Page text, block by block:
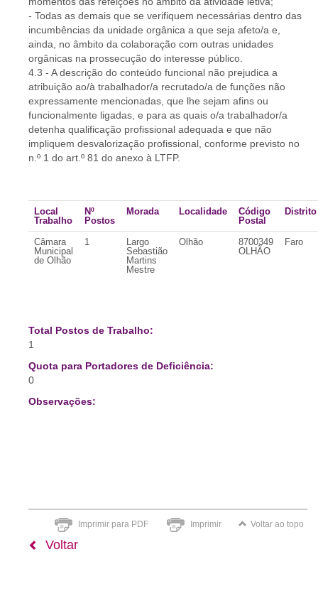
- Todas as demais que se verifiquem necessárias dentro das
incumbências da unidade orgânica a que seja afeto/a e,
ainda, no âmbito da colaboração com outras unidades
orgânicas na prossecução do interesse público.
4.3 - A descrição do conteúdo funcional não prejudica a
atribuição ao/à trabalhador/a recrutado/a de funções não
expressamente mencionadas, que lhe sejam afins ou
funcionalmente ligadas, e para as quais o/a trabalhador/a
detenha qualificação profissional adequada e que não
impliquem desvalorização profissional, conforme previsto no
n.º 1 do art.º 81 do anexo à LTFP.
Local
Trabalho
Nº
Postos
Morada Localidade
Código
Postal
Distrito
Câmara
Municipal
de Olhão
1
Largo
Sebastião
Martins
Mestre
Olhão
8700349
OLHÃO
Faro
Total Postos de Trabalho:
1
Quota para Portadores de Deficiência:
0
Observações:
Imprimir para PDF Imprimir Voltar ao topo
Voltar